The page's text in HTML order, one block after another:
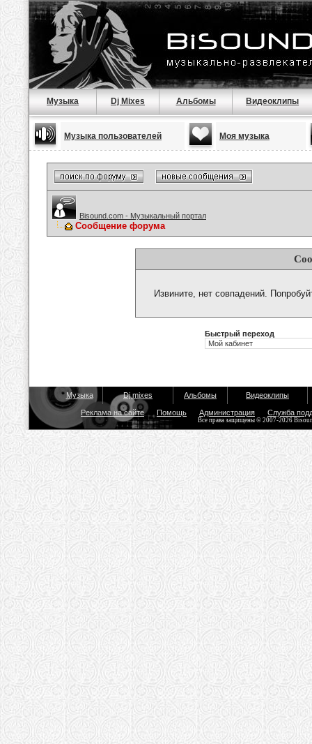
Музыка Dj Mixes Альбомы Видеоклипы
Музыка пользователей Моя музыка
Bisound.com - Музыкальный портал
Сообщение форума
Извините, нет совпадений.
Быстрый переход
Музыка Dj mixes Альбомы Видеоклипы
Реклама на сайте Помощь Администрация Служба
Все права защищены © 2007-2026